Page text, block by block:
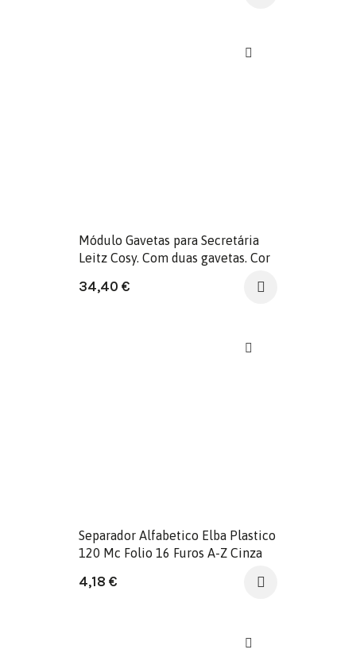
Módulo Gavetas para Secretária
Leitz Cosy. Com duas gavetas. Cor
34,40 €
Separador Alfabetico Elba Plastico
120 Mc Folio 16 Furos A-Z Cinza
4,18 €